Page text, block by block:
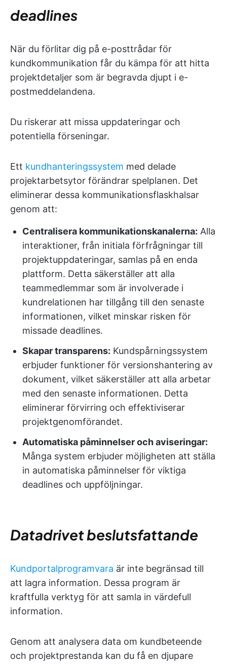
deadlines
När du förlitar dig på e-posttrådar för
kundkommunikation får du kämpa för att hitta
projektdetaljer som är begravda djupt i e-
postmeddelandena.
Du riskerar att missa uppdateringar och
potentiella förseningar.
Ett kundhanteringssystem med delade
projektarbetsytor förändrar spelplanen. Det
eliminerar dessa kommunikationsflaskhalsar
genom att:
Centralisera kommunikationskanalerna: Alla
interaktioner, från initiala förfrågningar till
projektuppdateringar, samlas på en enda
plattform. Detta säkerställer att alla
teammedlemmar som är involverade i
kundrelationen har tillgång till den senaste
informationen, vilket minskar risken för
missade deadlines.
Skapar transparens: Kundspårningssystem
erbjuder funktioner för versionshantering av
dokument, vilket säkerställer att alla arbetar
med den senaste informationen. Detta
eliminerar förvirring och effektiviserar
projektgenomförandet.
Automatiska påminnelser och aviseringar:
Många system erbjuder möjligheten att ställa
in automatiska påminnelser för viktiga
deadlines och uppföljningar.
Datadrivet beslutsfattande
Kundportalprogramvara är inte begränsad till
att lagra information. Dessa program är
kraftfulla verktyg för att samla in värdefull
information.
Genom att analysera data om kundbeteende
och projektprestanda kan du få en djupare